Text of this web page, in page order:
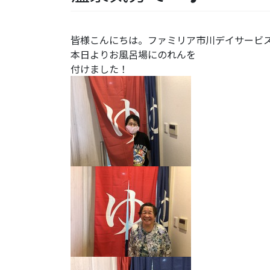
皆様こんにちは。ファミリア市川デイサービ
本日よりお風呂場にのれんを
付けました！